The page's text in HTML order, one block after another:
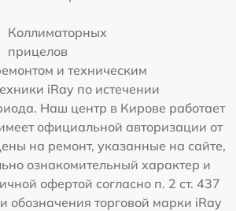
Коллиматорных
прицелов
и техническим
iRay по истечении
Наш центр в Кирове работает
официальной авторизации от
на ремонт, указанные на сайте,
ознакомительный характер и
офертой согласно п. 2 ст. 437
обозначения торговой марки iRay